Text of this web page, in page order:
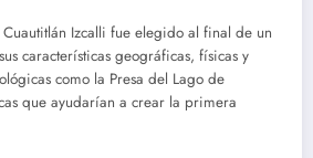
Cuautitlán Izcalli fue elegido al final de un
características geográficas, físicas y
como la Presa del Lago de
que ayudarían a crear la primera